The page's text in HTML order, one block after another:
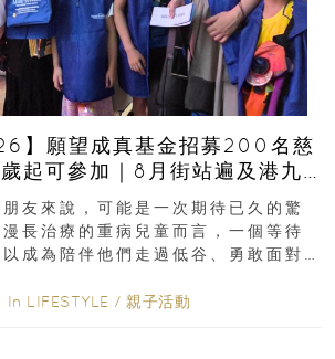
】願望成真基金招募200名慈
起可參加｜8月街站遍及港九
友來說，可能是一次期待已久的驚
長治療的重病兒童而言，一個等待
成為陪伴他們走過低谷、勇敢面對
In LIFESTYLE / 親子活動